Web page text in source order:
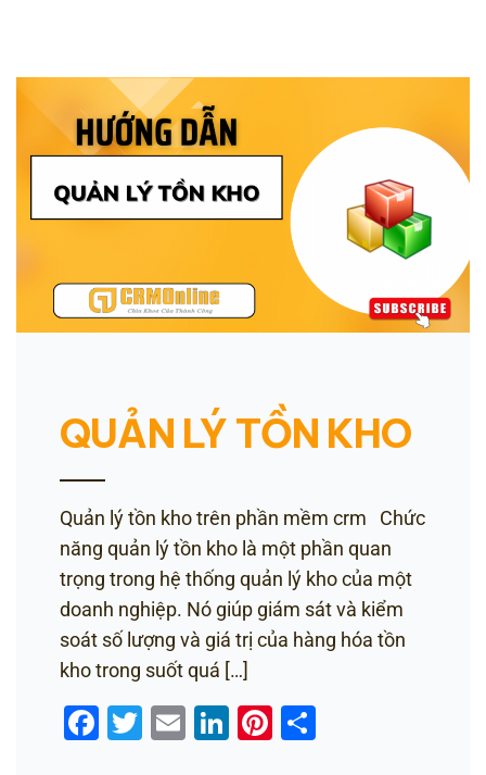
QUẢN LÝ TỒN KHO
Quản lý tồn kho trên phần mềm crm Chức
năng quản lý tồn kho là một phần quan
trọng trong hệ thống quản lý kho của một
doanh nghiệp. Nó giúp giám sát và kiểm
soát số lượng và giá trị của hàng hóa tồn
kho trong suốt quá […]
Facebook
Twitter
EmailLinkedIn
Pinterest